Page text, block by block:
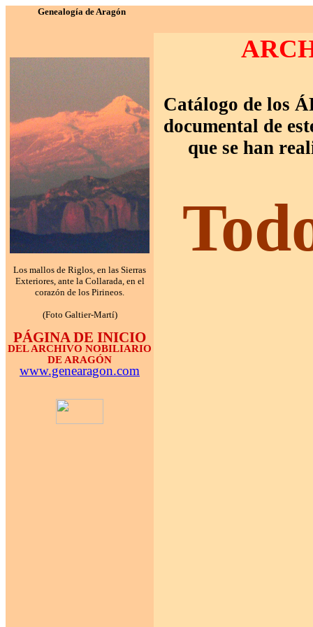
Genealogía de Aragón
Los mallos de Riglos, en las Sierras
Exteriores, ante la Collarada, en el
corazón de los Pirineos.
(Foto Galtier-Martí)
PÁGINA DE INICIO
DEL ARCHIVO NOBILIARIO
DE ARAGÓN
www.genearagon.com
Catálogo de los
documental de
que se han